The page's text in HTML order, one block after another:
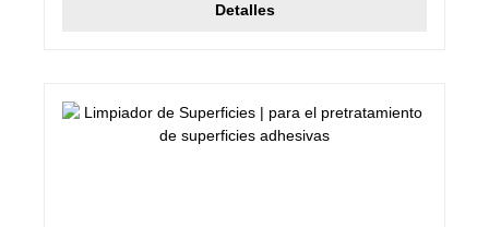
Detalles